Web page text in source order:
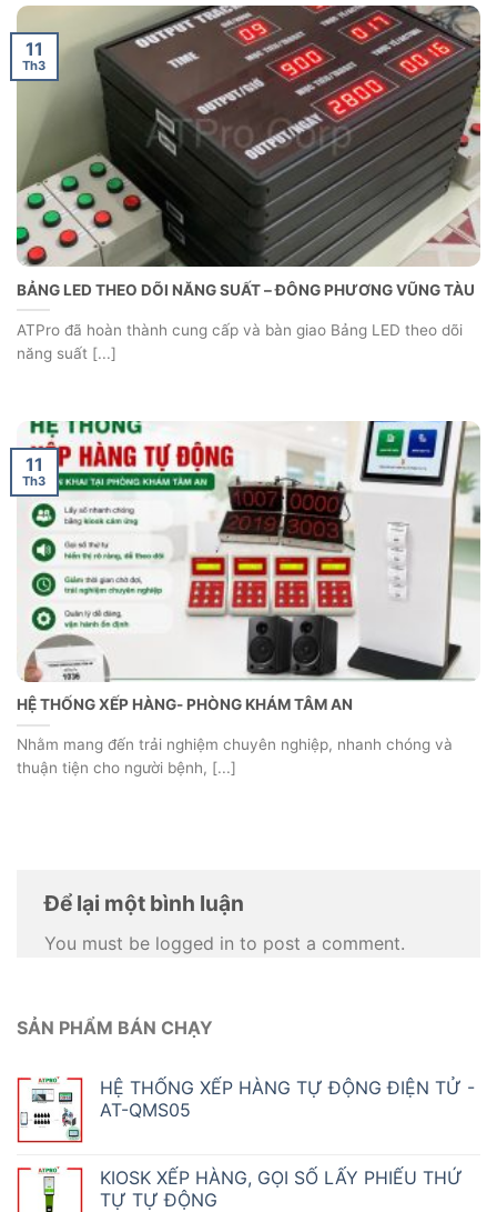
BẢNG LED THEO DÕI NĂNG SUẤT – ĐÔNG PHƯƠNG VŨNG TÀU
ATPro đã hoàn thành cung cấp và bàn giao Bảng LED theo dõi
năng suất [...]
11
Th3
HỆ THỐNG XẾP HÀNG- PHÒNG KHÁM TÂM AN
Nhằm mang đến trải nghiệm chuyên nghiệp, nhanh chóng và
thuận tiện cho người bệnh, [...]
11
Th3
Để lại một bình luận
You must be logged in to post a comment.
SẢN PHẨM BÁN CHẠY
HỆ THỐNG XẾP HÀNG TỰ ĐỘNG ĐIỆN TỬ -
AT-QMS05
KIOSK XẾP HÀNG, GỌI SỐ LẤY PHIẾU THỨ
TỰ TỰ ĐỘNG